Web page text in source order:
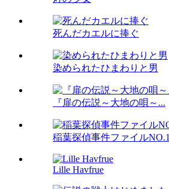
死んだカエルに捧ぐ
染められたひまわりと男
『扉の伝説～大地の唄～...
稲葉探偵事件ファイルNO.1
Lille Havfrue